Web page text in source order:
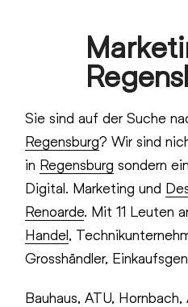
Sie sind auf der Suche
Regensburg? Wir sind
in Regensburg sondern
Digital. Marketing und
Renoarde. Mit 11 Leuten
Handel,
Grosshändler,
Bauhaus, ATU,